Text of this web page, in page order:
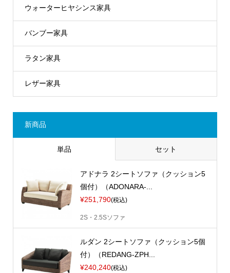
ウォーターヒヤシンス家具
バンブー家具
ラタン家具
レザー家具
新商品
単品 セット
アドナラ 2シートソファ（クッション5
個付）（ADONARA-...
¥251,790(税込)
2S・2.5Sソファ
ルダン 2シートソファ（クッション5個
付）（REDANG-ZPH...
¥240,240(税込)